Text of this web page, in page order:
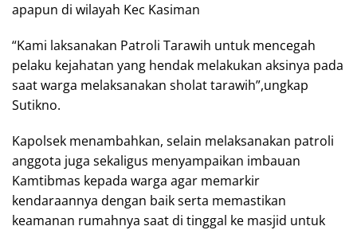
apapun di wilayah Kec Kasiman
“Kami laksanakan Patroli Tarawih untuk mencegah
pelaku kejahatan yang hendak melakukan aksinya pada
saat warga melaksanakan sholat tarawih”,ungkap
Sutikno.
Kapolsek menambahkan, selain melaksanakan patroli
anggota juga sekaligus menyampaikan imbauan
Kamtibmas kepada warga agar memarkir
kendaraannya dengan baik serta memastikan
keamanan rumahnya saat di tinggal ke masjid untuk